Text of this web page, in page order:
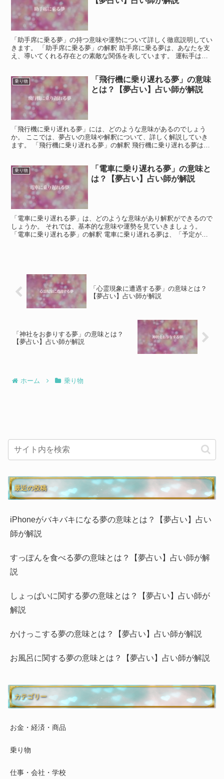
「助手席に乗る夢」の持つ意味や運勢について詳しく徹底説明してい
きます。 「助手席に乗る夢」の解釈 助手席に乗る夢は、あなたを支
え、導いてくれる存在との素敵な関係を表しています。 運転手は、
乗り物
「飛行機に乗り遅れる夢」の意味
とは？【夢占い】占い師が解説
「飛行機に乗り遅れる夢」には、どのような意味があるのでしょう
か。 ここでは、夢占いの意味や解釈について、詳しく解説していき
ます。 「飛行機に乗り遅れる夢」の解釈 飛行機に乗り遅れる夢は、
乗り物
「電車に乗り遅れる夢」の意味と
は？【夢占い】占い師が解説
「電車に乗り遅れる夢」は、どのような意味があり解釈ができるので
しょうか。 それでは、基本的な意味や運勢を見ていきましょう。
「電車に乗り遅れる夢」の解釈 電車に乗り遅れる夢は、「予定が狂
「心霊現象に遭遇する夢」の意味とは？
【夢占い】占い師が解説
「神社をお参りする夢」の意味とは？
【夢占い】占い師が解説
ホーム 乗り物
最近の投稿
iPhoneがバキバキになる夢の意味とは？【夢占い】占い
師が解説
すっぽんを食べる夢の意味とは？【夢占い】占い師が解
説
しょっぱいに関する夢の意味とは？【夢占い】占い師が
解説
かけっこする夢の意味とは？【夢占い】占い師が解説
お風呂に関する夢の意味とは？【夢占い】占い師が解説
カテゴリー
お金・経済・商品
乗り物
仕事・会社・学校